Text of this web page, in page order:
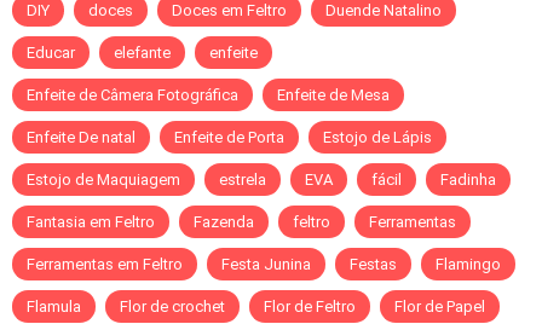
DIY doces Doces em Feltro Duende Natalino
Educar elefante enfeite
Enfeite de Câmera Fotográfica Enfeite de Mesa
Enfeite De natal Enfeite de Porta Estojo de Lápis
Estojo de Maquiagem estrela EVA fácil Fadinha
Fantasia em Feltro Fazenda feltro Ferramentas
Ferramentas em Feltro Festa Junina Festas Flamingo
Flamula Flor de crochet Flor de Feltro Flor de Papel